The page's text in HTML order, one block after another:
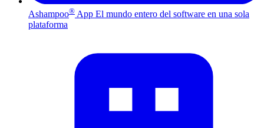
Ashampoo® App El mundo entero del software en una sola
plataforma